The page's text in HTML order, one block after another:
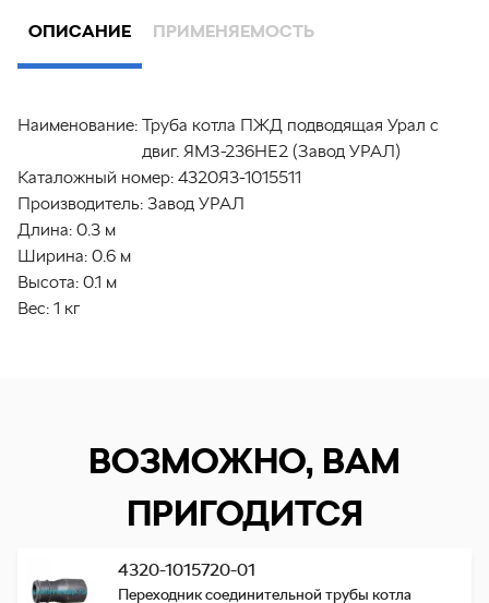
ОПИСАНИЕ ПРИМЕНЯЕМОСТЬ
Наименование: Труба котла ПЖД подводящая Урал с
двиг. ЯМЗ-236НЕ2 (Завод УРАЛ)
Каталожный номер: 4320Я3-1015511
Производитель: Завод УРАЛ
Длина: 0.3 м
Ширина: 0.6 м
Высота: 0.1 м
Вес: 1 кг
ВОЗМОЖНО, ВАМ
ПРИГОДИТСЯ
4320-1015720-01
Переходник соединительной трубы котла